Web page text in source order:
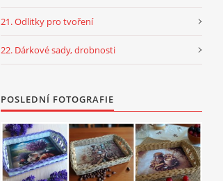
21. Odlitky pro tvoření
22. Dárkové sady, drobnosti
POSLEDNÍ FOTOGRAFIE